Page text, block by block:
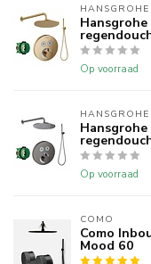
HANSGROHE
Op voorraad
HANSGROHE
Op voorraad
COMO
Como
Mood 60